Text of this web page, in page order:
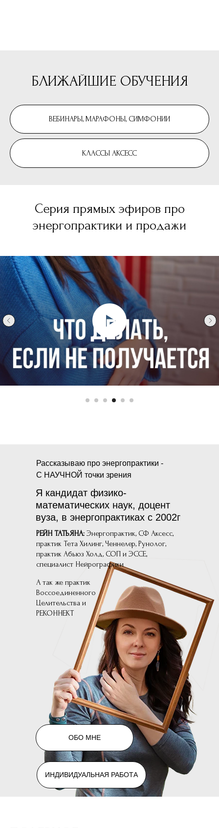
БЛИЖАЙШИЕ ОБУЧЕНИЯ
ВЕБИНАРЫ, МАРАФОНЫ, СИМФОНИИ
КЛАССЫ АКСЕСС
Серия прямых эфиров про
энергопрактики и продажи
ОБО МНЕ
Рассказываю про энергопрактики -
С НАУЧНОЙ точки зрения
РЕЙН ТАТЬЯНА: Энергопрактик, СФ Аксесс,
практик Тета Хилинг, Ченнелер, Рунолог,
практик Абьюз Холд, СОП и ЭССЕ,
специалист Нейрографики
Я кандидат физико-
математических наук, доцент
вуза, в энергопрактиках с 2002г
ИНДИВИДУАЛЬНАЯ РАБОТА
А так же практик
Воссоединенного
Целительства и
РЕКОННЕКТ